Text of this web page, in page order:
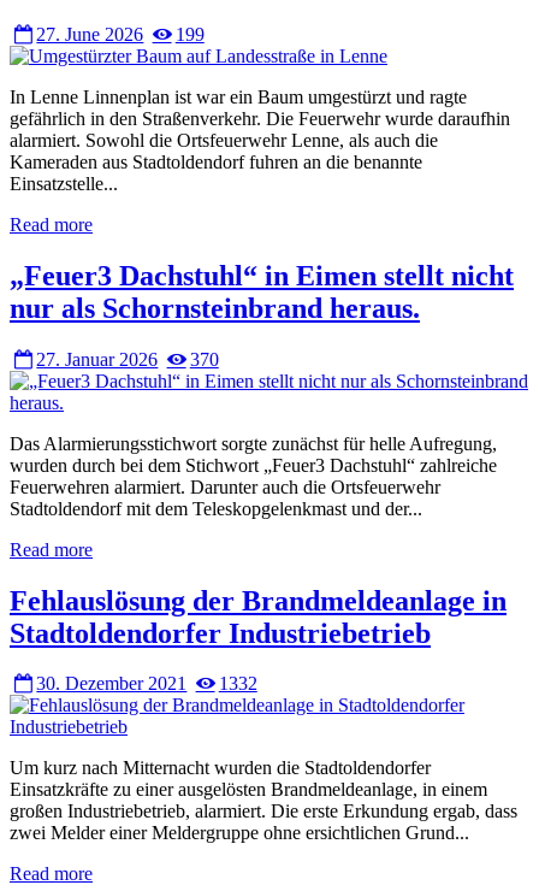
27. June 2026 199
In Lenne Linnenplan ist war ein Baum umgestürzt und ragte
gefährlich in den Straßenverkehr. Die Feuerwehr wurde daraufhin
alarmiert. Sowohl die Ortsfeuerwehr Lenne, als auch die
Kameraden aus Stadtoldendorf fuhren an die benannte
Einsatzstelle...
Read more
„Feuer3 Dachstuhl“ in Eimen stellt nicht
nur als Schornsteinbrand heraus.
27. Januar 2026 370
Das Alarmierungsstichwort sorgte zunächst für helle Aufregung,
wurden durch bei dem Stichwort „Feuer3 Dachstuhl“ zahlreiche
Feuerwehren alarmiert. Darunter auch die Ortsfeuerwehr
Stadtoldendorf mit dem Teleskopgelenkmast und der...
Read more
Fehlauslösung der Brandmeldeanlage in
Stadtoldendorfer Industriebetrieb
30. Dezember 2021 1332
Um kurz nach Mitternacht wurden die Stadtoldendorfer
Einsatzkräfte zu einer ausgelösten Brandmeldeanlage, in einem
großen Industriebetrieb, alarmiert. Die erste Erkundung ergab, dass
zwei Melder einer Meldergruppe ohne ersichtlichen Grund...
Read more